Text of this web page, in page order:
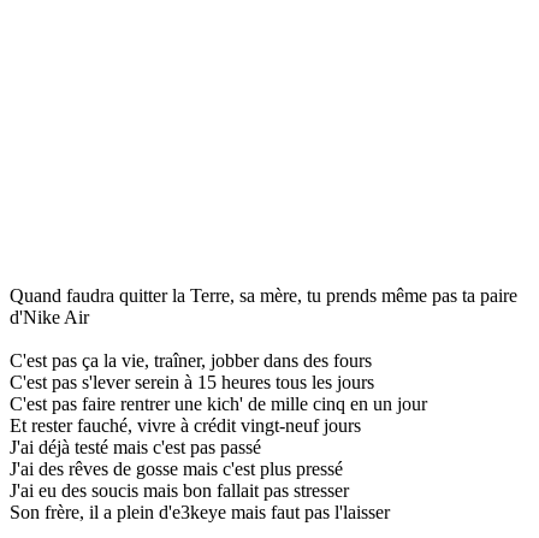
Quand faudra quitter la Terre, sa mère, tu prends même pas ta paire
d'Nike Air
C'est pas ça la vie, traîner, jobber dans des fours
C'est pas s'lever serein à 15 heures tous les jours
C'est pas faire rentrer une kich' de mille cinq en un jour
Et rester fauché, vivre à crédit vingt-neuf jours
J'ai déjà testé mais c'est pas passé
J'ai des rêves de gosse mais c'est plus pressé
J'ai eu des soucis mais bon fallait pas stresser
Son frère, il a plein d'e3keye mais faut pas l'laisser